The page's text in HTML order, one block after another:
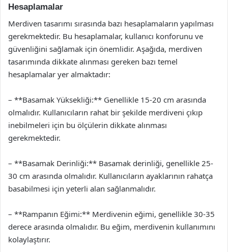
Hesaplamalar
Merdiven tasarımı sırasında bazı hesaplamaların yapılması
gerekmektedir. Bu hesaplamalar, kullanıcı konforunu ve
güvenliğini sağlamak için önemlidir. Aşağıda, merdiven
tasarımında dikkate alınması gereken bazı temel
hesaplamalar yer almaktadır:
– **Basamak Yüksekliği:** Genellikle 15-20 cm arasında
olmalıdır. Kullanıcıların rahat bir şekilde merdiveni çıkıp
inebilmeleri için bu ölçülerin dikkate alınması
gerekmektedir.
– **Basamak Derinliği:** Basamak derinliği, genellikle 25-
30 cm arasında olmalıdır. Kullanıcıların ayaklarının rahatça
basabilmesi için yeterli alan sağlanmalıdır.
– **Rampanın Eğimi:** Merdivenin eğimi, genellikle 30-35
derece arasında olmalıdır. Bu eğim, merdivenin kullanımını
kolaylaştırır.